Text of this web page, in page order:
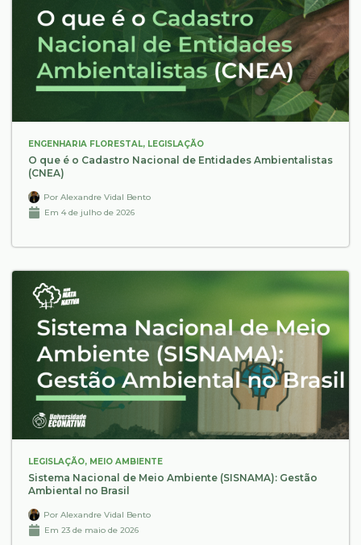
ENGENHARIA FLORESTAL, LEGISLAÇÃO
O que é o Cadastro Nacional de Entidades Ambientalistas
(CNEA)
Por Alexandre Vidal Bento
Em 4 de julho de 2026
LEGISLAÇÃO, MEIO AMBIENTE
Sistema Nacional de Meio Ambiente (SISNAMA): Gestão
Ambiental no Brasil
Por Alexandre Vidal Bento
Em 23 de maio de 2026